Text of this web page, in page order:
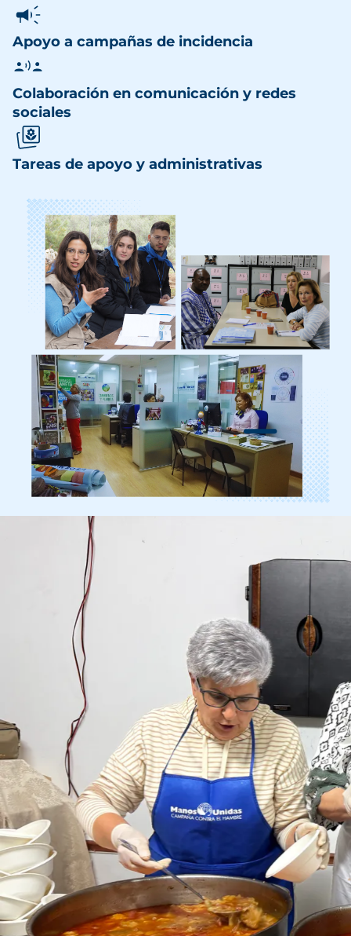
Apoyo a campañas de incidencia
Colaboración en comunicación y redes
sociales
Tareas de apoyo y administrativas
Imagen